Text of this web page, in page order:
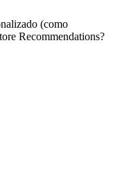
(como
Recommendations?